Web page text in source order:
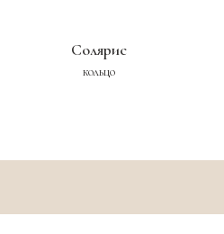
Солярис
кольцо